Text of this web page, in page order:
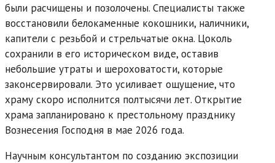
были расчищены и позолочены. Специалисты также
восстановили белокаменные кокошники, наличники,
капители с резьбой и стрельчатые окна. Цоколь
сохранили в его историческом виде, оставив
небольшие утраты и шероховатости, которые
законсервировали. Это усиливает ощущение, что
храму скоро исполнится полтысячи лет. Открытие
храма запланировано к престольному празднику
Вознесения Господня в мае 2026 года.
Научным консультантом по созданию экспозиции